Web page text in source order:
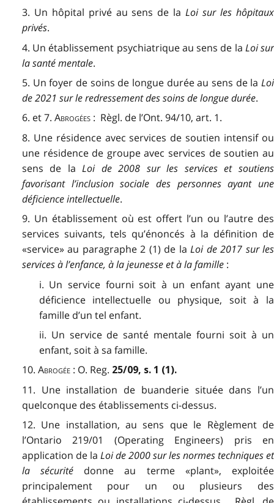
3. Un hôpital privé au sens de laLoi sur les hôpitaux
privés.
4. Un établissement psychiatrique au sens de la Loi sur
la santé mentale.
5. Un foyer de soins de longue durée au sens de la Loi
de 2021 sur le redressement des soins de longue durée.
6. et 7. Abrogées: Règl. de l’Ont. 94/10, art. 1.
8. Une résidence avec services de soutien intensif ou
une résidence de groupe avec services de soutien au
sens de laLoi de 2008 sur les services et soutiens
favorisant l’inclusion sociale des personnes ayant une
déficience intellectuelle.
9. Un établissement où est offert l’un ou l’autre des
services suivants, tels qu’énoncés à la définition de
«service» au paragraphe 2 (1) de laLoi de 2017 sur les
services à l’enfance, à la jeunesse et à la famille:
i. Un service fourni soit à un enfant ayant une
déficience intellectuelle ou physique, soit à la
famille d’un tel enfant.
ii. Un service de santé mentale fourni soit à un
enfant, soit à sa famille.
10. Abrogée: O. Reg. 25/09, s. 1 (1).
11. Une installation de buanderie située dans l’un
quelconque des établissements ci-dessus.
12. Une installation, au sens que le Règlement de
l’Ontario 219/01 (Operating Engineers) pris en
application de la Loi de 2000 sur les normes techniques et
la sécurité donne au terme «plant», exploitée
principalement pour un ou plusieurs des